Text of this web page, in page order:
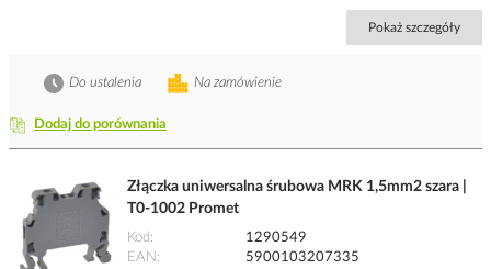
Pokaż szczegóły
Dodaj do porównania
Na zamówienie
Do ustalenia
Złączka uniwersalna śrubowa MRK 1,5mm2 szara |
T0-1002 Promet
Kod
1290549
EAN
5900103207335